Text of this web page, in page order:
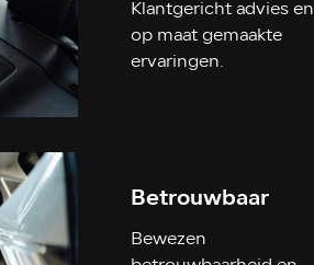
Klantgericht advies en
op maat gemaakte
ervaringen.
Betrouwbaar
Bewezen